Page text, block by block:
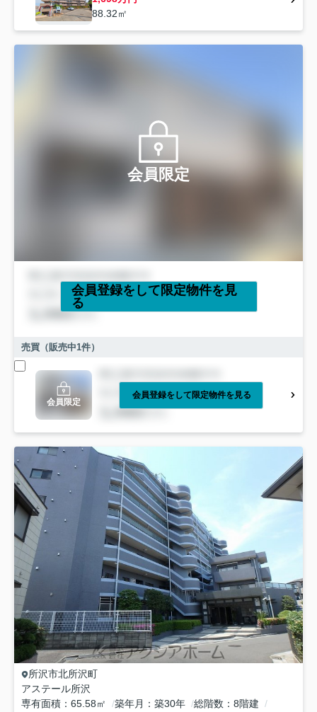
88.32㎡
会員限定
会員登録をして限定物件を見
る
売買（販売中1件）
会員限定
会員登録をして限定物件を見る
所沢市北所沢町
アステール所沢
専有面積
65.58㎡ 築年月 築30年 総階数
8階建